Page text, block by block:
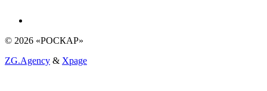
© 2026 «РОСКАР»
ZG.Agency & Xpage